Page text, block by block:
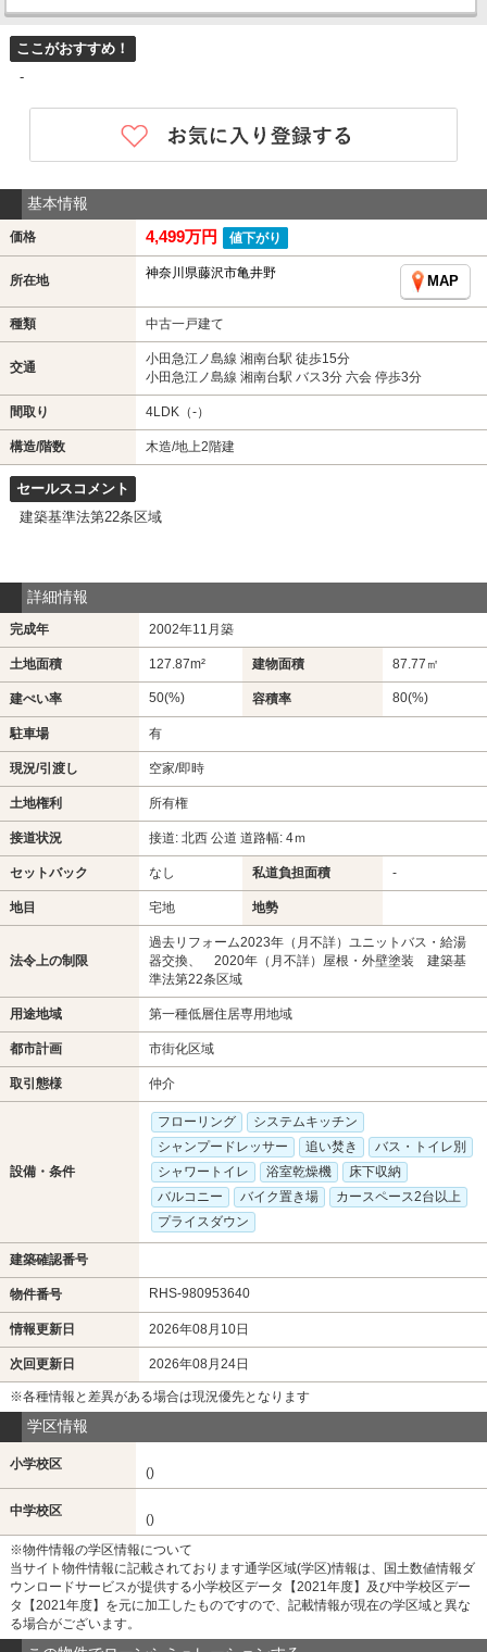
ここがおすすめ！
-
基本情報
価格 4,499万円 値下がり
所在地 神奈川県藤沢市亀井野
MAP
種類 中古一戸建て
交通
小田急江ノ島線 湘南台駅 徒歩15分
小田急江ノ島線 湘南台駅 バス3分 六会 停歩3分
間取り 4LDK（-）
構造/階数 木造/地上2階建
セールスコメント
建築基準法第22条区域
詳細情報
完成年 2002年11月築
土地面積 127.87m² 建物面積 87.77㎡
建ぺい率 50(%) 容積率 80(%)
駐車場 有
現況/引渡し 空家/即時
土地権利 所有権
接道状況 接道: 北西 公道 道路幅: 4ｍ
セットバック なし 私道負担面積 -
地目 宅地 地勢
法令上の制限
過去リフォーム2023年（月不詳）ユニットバス・給湯
器交換、 2020年（月不詳）屋根・外壁塗装 建築基
準法第22条区域
用途地域 第一種低層住居専用地域
都市計画 市街化区域
取引態様 仲介
設備・条件
フローリング
システムキッチン
シャンプードレッサー
追い焚き
バス・トイレ別
シャワートイレ
浴室乾燥機
床下収納
バルコニー
バイク置き場
カースペース2台以上
プライスダウン
建築確認番号
物件番号 RHS-980953640
情報更新日 2026年08月10日
次回更新日 2026年08月24日
※各種情報と差異がある場合は現況優先となります
学区情報
小学校区
()
中学校区
()
※物件情報の学区情報について
当サイト物件情報に記載されております通学区域(学区)情報は、国土数値情報ダ
ウンロードサービスが提供する小学校区データ【2021年度】及び中学校区デー
タ【2021年度】を元に加工したものですので、記載情報が現在の学区域と異な
る場合がございます。